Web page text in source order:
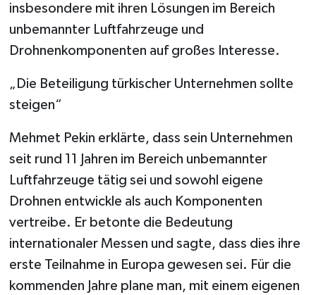
insbesondere mit ihren Lösungen im Bereich
unbemannter Luftfahrzeuge und
Drohnenkomponenten auf großes Interesse.
„Die Beteiligung türkischer Unternehmen sollte
steigen“
Mehmet Pekin erklärte, dass sein Unternehmen
seit rund 11 Jahren im Bereich unbemannter
Luftfahrzeuge tätig sei und sowohl eigene
Drohnen entwickle als auch Komponenten
vertreibe. Er betonte die Bedeutung
internationaler Messen und sagte, dass dies ihre
erste Teilnahme in Europa gewesen sei. Für die
kommenden Jahre plane man, mit einem eigenen